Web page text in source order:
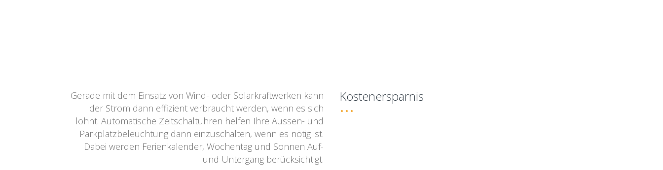
Gerade mit dem Einsatz von Wind- oder Solarkraftwerken kann
der Strom dann effizient verbraucht werden, wenn es sich
lohnt. Automatische Zeitschaltuhren helfen Ihre Aussen- und
Parkplatzbeleuchtung dann einzuschalten, wenn es nötig ist.
Dabei werden Ferienkalender, Wochentag und Sonnen Auf-
und Untergang berücksichtigt.
Kostenersparnis